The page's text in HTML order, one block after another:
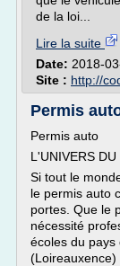
de la loi...
Lire la suite
Date: 2018-
Site : http://
Permis
Permis auto
L'UNIVERS
Si tout le
le permis auto
portes. Que le
nécessité
écoles du pays